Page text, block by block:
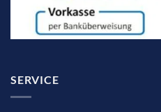
SERVICE